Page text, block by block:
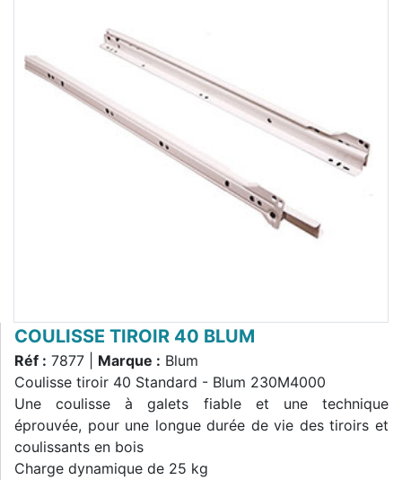
COULISSE TIROIR 40 BLUM
Réf : 7877 | Marque : Blum
Coulisse tiroir 40 Standard - Blum 230M4000
Une coulisse à galets fiable et une technique
éprouvée, pour une longue durée de vie des tiroirs et
coulissants en bois
Charge dynamique de 25 kg